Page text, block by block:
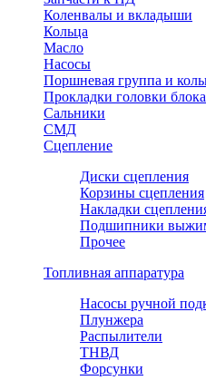
Коленвалы и вкладыши
Кольца
Масло
Насосы
Поршневая группа и
Прокладки головки блока
Сальники
СМД
Сцепление
Диски сцепления
Корзины сцепления
Накладки
Подшипники
Прочее
Топливная аппаратура
Насосы ручной
Плунжера
Распылители
ТНВД
Форсунки